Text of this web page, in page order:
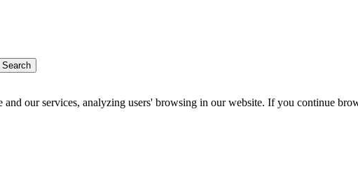
Search
our services, analyzing users' browsing in our website. If you continue